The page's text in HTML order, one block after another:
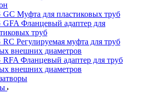
GC Муфта для пластиковых труб
GFA Фланцевый адаптер для
труб
Регулируемая муфта для труб
внешних диаметров
RFA Фланцевый адаптер для труб
внешних диаметров